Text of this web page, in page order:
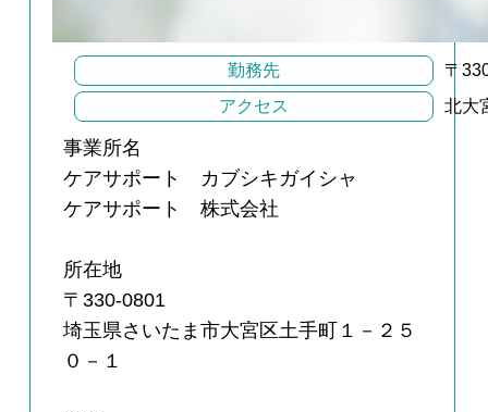
勤務先
〒
アクセス
北大
事業所名
ケアサポート カブシキガイシャ
ケアサポート 株式会社
所在地
〒330-0801
埼玉県さいたま市大宮区土手町１－２５
０－１